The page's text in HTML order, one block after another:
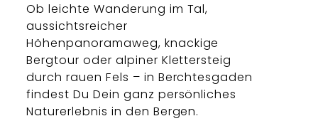
Ob leichte Wanderung im Tal,
aussichtsreicher
Höhenpanoramaweg, knackige
Bergtour oder alpiner Klettersteig
durch rauen Fels – in Berchtesgaden
findest Du Dein ganz persönliches
Naturerlebnis in den Bergen.